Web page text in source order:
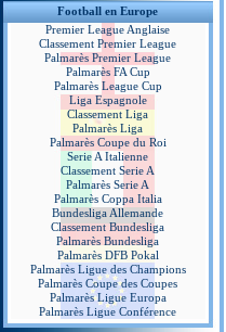
Football en Europe
Premier League Anglaise
Classement Premier League
Palmarès Premier League
Palmarès FA Cup
Palmarès League Cup
Liga Espagnole
Classement Liga
Palmarès Liga
Palmarès Coupe du Roi
Serie A Italienne
Classement Serie A
Palmarès Serie A
Palmarès Coppa Italia
Bundesliga Allemande
Classement Bundesliga
Palmarès Bundesliga
Palmarès DFB Pokal
Palmarès Ligue des Champions
Palmarès Coupe des Coupes
Palmarès Ligue Europa
Palmarès Ligue Conférence